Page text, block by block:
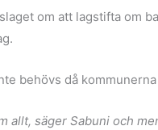
om att lagstifta om
behövs då
allt, säger Sabuni och